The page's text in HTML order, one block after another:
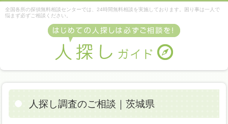
人探し調査のご相談｜茨城県
全国各所の探偵無料相談センターでは、24時間無料相談を実施しております。困り事は一人で
悩まず必ずご相談ください。